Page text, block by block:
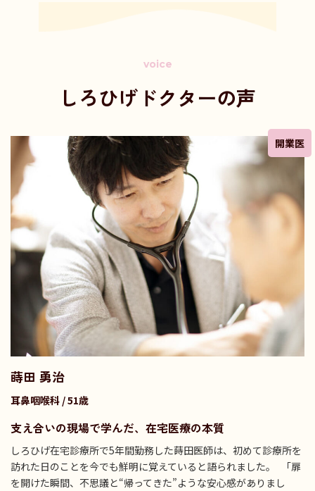
voice
しろひげドクターの声
蒔田 勇治
耳鼻咽喉科 / 51歳
支え合いの現場で学んだ、在宅医療の本質
しろひげ在宅診療所で5年間勤務した蒔田医師は、初めて診療所を
訪れた日のことを今でも鮮明に覚えていると語られました。 「扉
を開けた瞬間、不思議と“帰ってきた”ような安心感がありまし